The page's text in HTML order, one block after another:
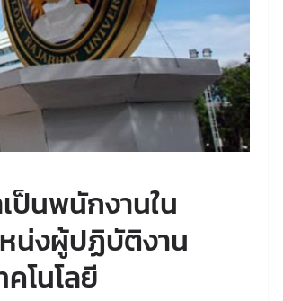
ป็นพนักงานใน
น่งผู้ปฏิบัติงาน
โนโลยี